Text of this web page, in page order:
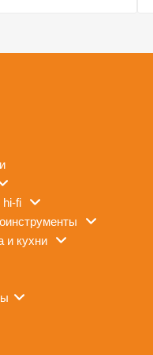
hi-fi
и кухни